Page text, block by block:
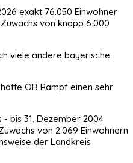
exakt 76.050 Einwohner
von knapp 6.000
viele andere bayerische
OB Rampf einen sehr
bis 31. Dezember 2004
von 2.069 Einwohnern
der Landkreis